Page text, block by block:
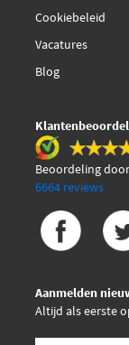
Cookiebeleid
Vacatures
Blog
Beoordeling
6664 reviews
Aanmelden
Altijd als eerste